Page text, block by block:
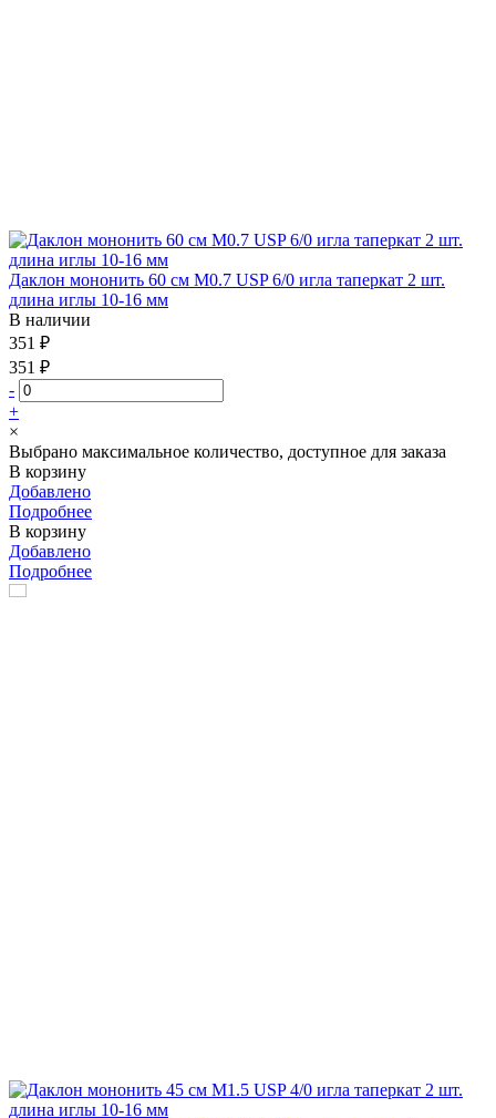
Даклон мононить 60 см М0.7 USP 6/0 игла таперкат 2 шт.
длина иглы 10-16 мм
В наличии
351 ₽
351 ₽
-
+
×
Выбрано максимальное количество, доступное для заказа
В корзину
Добавлено
Подробнее
В корзину
Добавлено
Подробнее